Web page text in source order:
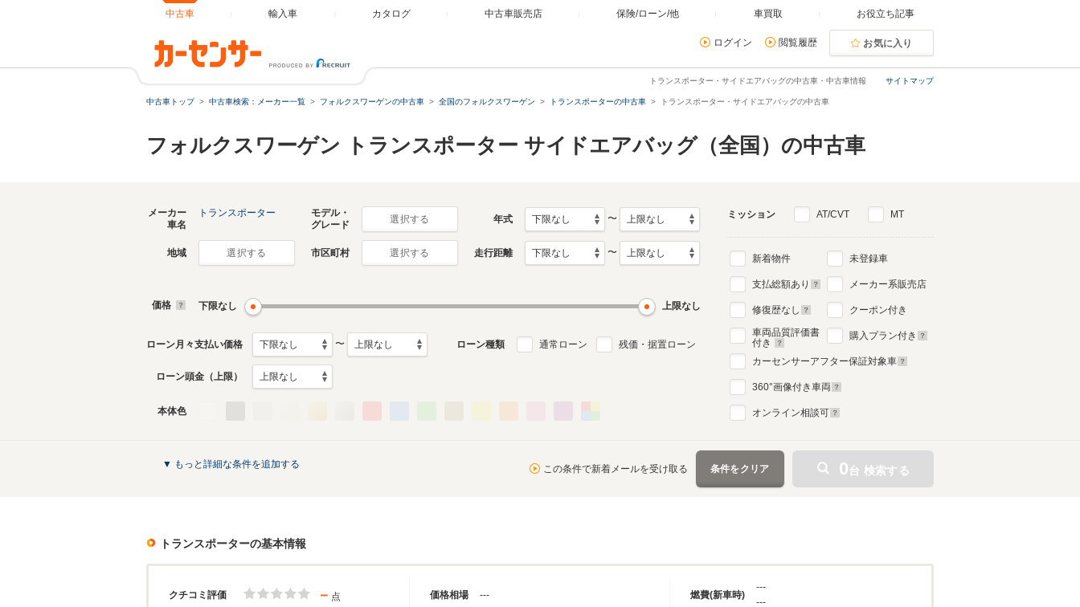
中古車 輸入車 カタログ 中古車販売店 保険/ローン/他 車買取 お役立ち記事
ログイン 閲覧履歴 お気に入り
サイトマップ
トランスポーター・サイドエアバッグの中古車・中古車情報
中古車トップ 中古車検索：メーカー一覧 フォルクスワーゲンの中古車 全国のフォルクスワーゲン トランスポーターの中古車 トランスポーター・サイドエアバッグの中古車
フォルクスワーゲン トランスポーター サイドエアバッグ（全国）の中古車
メーカー
車名
トランスポーター
モデル・
グレード
選択する 年式 〜
地域 選択する 市区町村 選択する 走行距離 〜
価格 下限なし 上限なし
ローン月々支払い価格 〜 ローン種類 通常ローン 残価・据置ローン
ローン頭金（上限）
本体色
ミッション AT/CVT MT
新着物件
支払総額あり
修復歴なし
車両品質評価書
付き
未登録車
メーカー系販売店
クーポン付き
購入プラン付き
カーセンサーアフター保証対象車
360°画像付き車両
オンライン相談可
▼ もっと詳細な条件を追加する この条件で新着メールを受け取る 条件をクリア 0台 検索する
トランスポーターの基本情報
クチコミ評価 価格相場 燃費(新車時)
－ 点 ---
---
---